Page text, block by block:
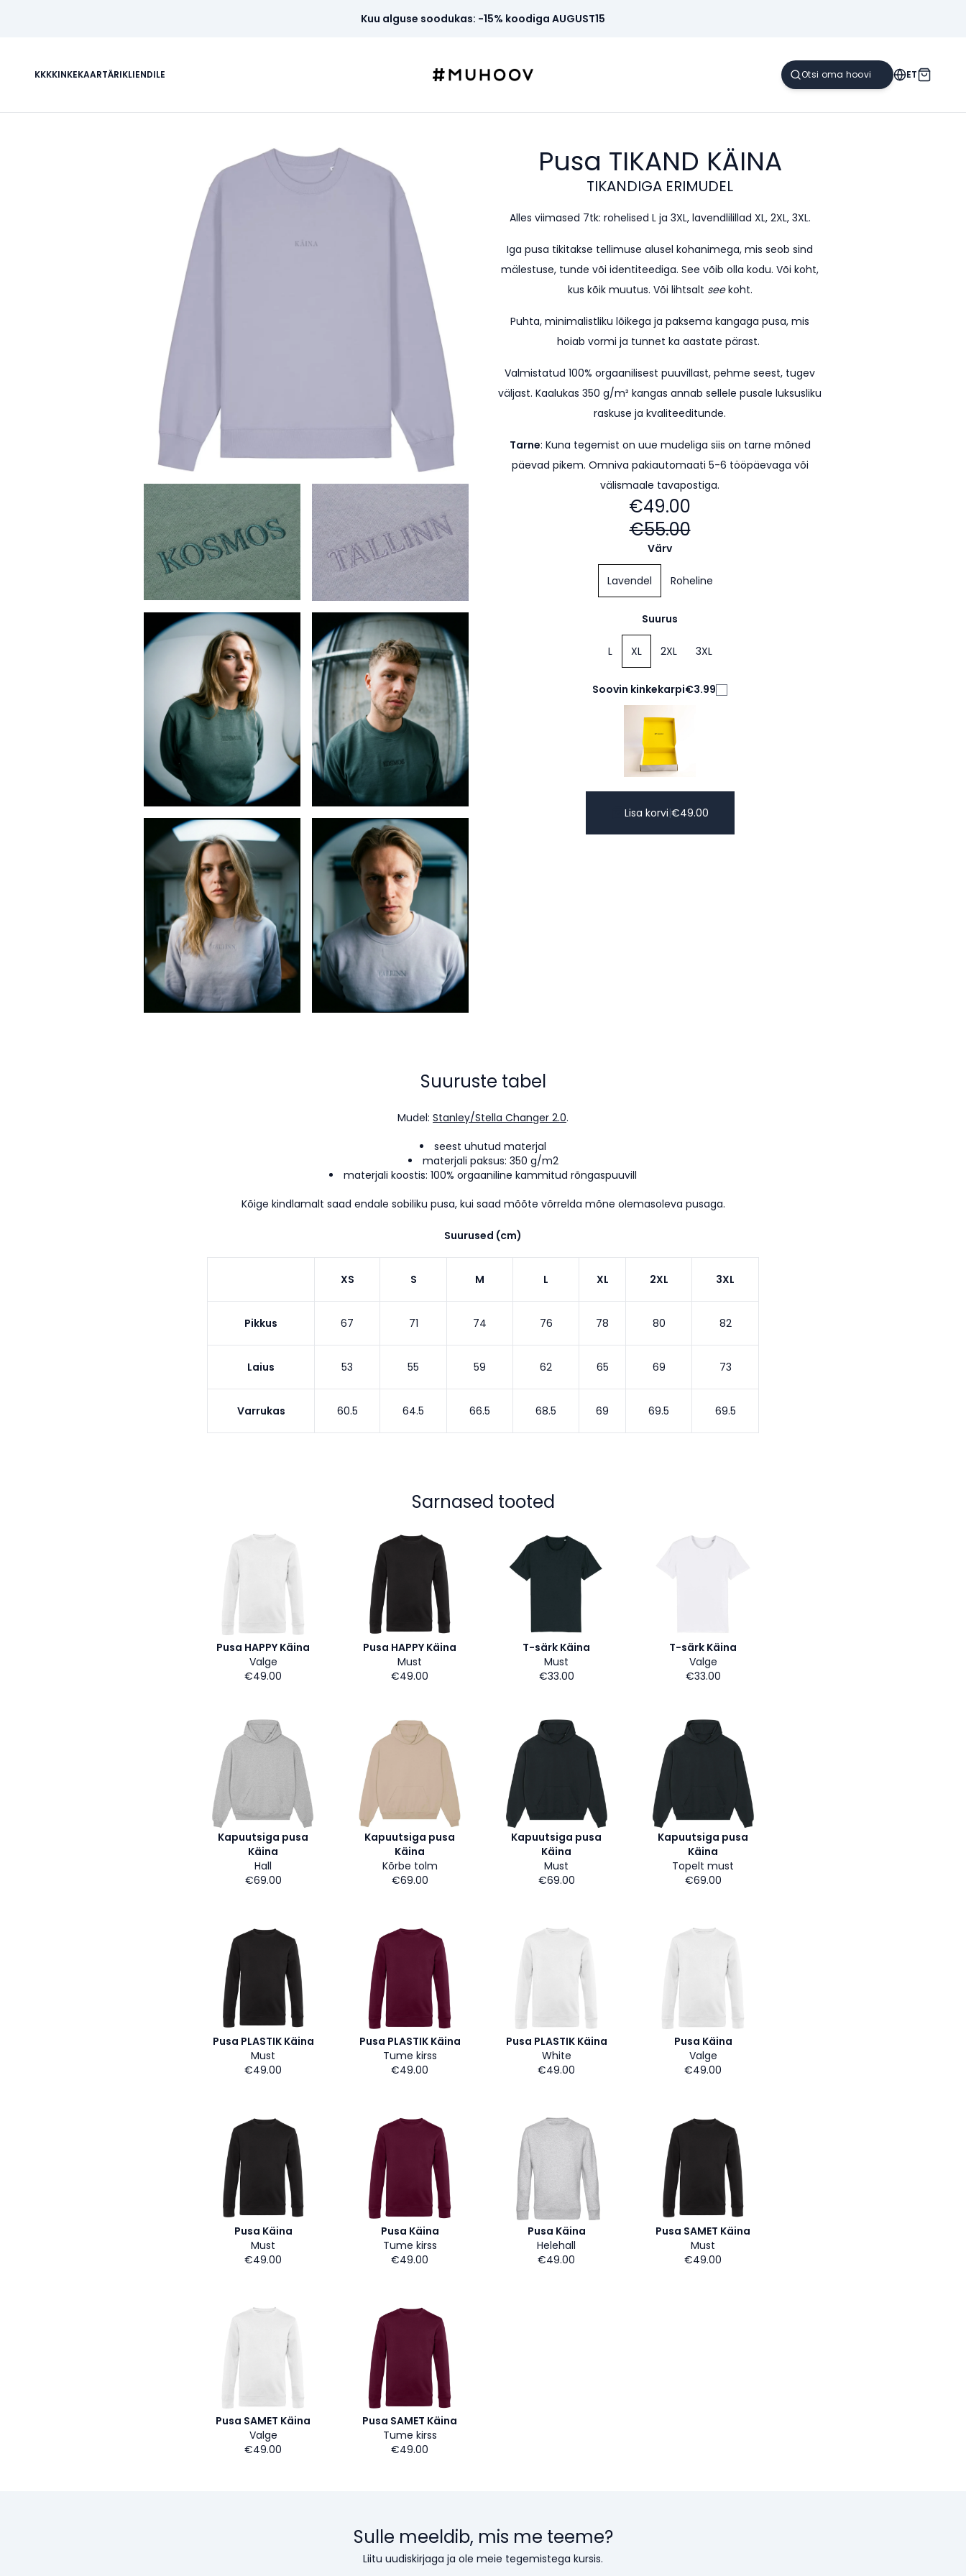
Kuu alguse soodukas: -15% koodiga AUGUST15
KKKKINKEKAARTÄRIKLIENDILE ET
Pusa TIKAND KÄINA
TIKANDIGA ERIMUDEL
Alles viimased 7tk: rohelised L ja 3XL, lavendlilillad XL, 2XL, 3XL.
Iga pusa tikitakse tellimuse alusel kohanimega, mis seob sind
mälestuse, tunde või identiteediga. See võib olla kodu. Või koht,
kus kõik muutus. Või lihtsalt seekoht.
Puhta, minimalistliku lõikega ja paksema kangaga pusa, mis
hoiab vormi ja tunnet ka aastate pärast.
Valmistatud 100% orgaanilisest puuvillast, pehme seest, tugev
väljast. Kaalukas 350 g/m² kangas annab sellele pusale luksusliku
raskuse ja kvaliteeditunde.
Tarne: Kuna tegemist on uue mudeliga siis on tarne mõned
päevad pikem. Omniva pakiautomaati 5-6 tööpäevaga või
välismaale tavapostiga.
€49.00
€55.00
Värv
Lavendel Roheline
Suurus
L XL 2XL 3XL
Soovin kinkekarpi€3.99
Lisa korvi|€49.00
Suuruste tabel
Mudel: Stanley/Stella Changer 2.0.
seest uhutud materjal
materjali paksus: 350 g/m2
materjali koostis: 100% orgaaniline kammitud rõngaspuuvill
Kõige kindlamalt saad endale sobiliku pusa, kui saad mõõte võrrelda mõne olemasoleva pusaga.
Suurused (cm)
XS S M L XL 2XL 3XL
Pikkus 67 71 74 76 78 80 82
Laius 53 55 59 62 65 69 73
Varrukas 60.5 64.5 66.5 68.5 69 69.5 69.5
Sarnased tooted
Pusa HAPPY Käina
Valge
€49.00
Pusa HAPPY Käina
Must
€49.00
T-särk Käina
Must
€33.00
T-särk Käina
Valge
€33.00
Kapuutsiga pusa
Käina
Hall
€69.00
Kapuutsiga pusa
Käina
Kõrbe tolm
€69.00
Kapuutsiga pusa
Käina
Must
€69.00
Kapuutsiga pusa
Käina
Topelt must
€69.00
Pusa PLASTIK Käina
Must
€49.00
Pusa PLASTIK Käina
Tume kirss
€49.00
Pusa PLASTIK Käina
White
€49.00
Pusa Käina
Valge
€49.00
Pusa Käina
Must
€49.00
Pusa Käina
Tume kirss
€49.00
Pusa Käina
Helehall
€49.00
Pusa SAMET Käina
Must
€49.00
Pusa SAMET Käina
Valge
€49.00
Pusa SAMET Käina
Tume kirss
€49.00
Sulle meeldib, mis me teeme?
Liitu uudiskirjaga ja ole meie tegemistega kursis.